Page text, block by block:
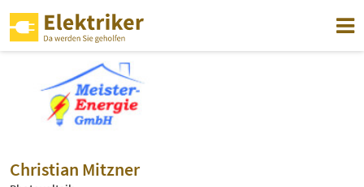
Christian Mitzner